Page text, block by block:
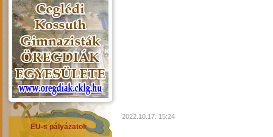
EU-s pályázatok
2022.10.17. 15:24